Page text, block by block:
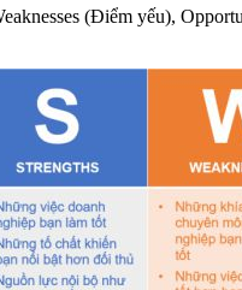
(Điểm yếu),